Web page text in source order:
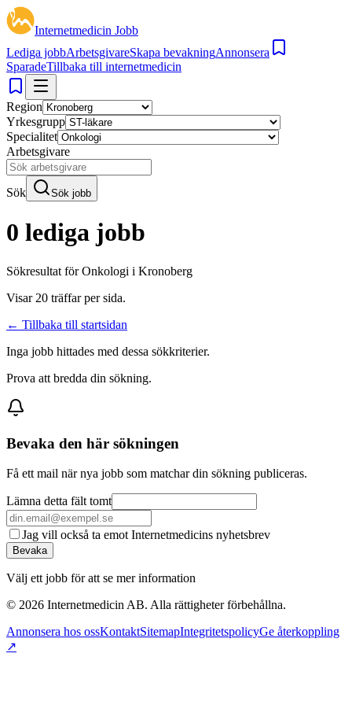
Internetmedicin Jobb
Lediga jobbArbetsgivareSkapa bevakningAnnonsera
SparadeTillbaka till internetmedicin
Region
Yrkesgrupp
Specialitet
Arbetsgivare
Sök Sök jobb
0 lediga jobb
Sökresultat förOnkologi i Kronoberg
Visar 20 träffar per sida.
← Tillbaka till startsidan
Inga jobb hittades med dessa sökkriterier.
Prova att bredda din sökning.
Bevaka den här sökningen
Få ett mail när nya jobb som matchar din sökning publiceras.
Lämna detta fält tomt
Jag vill också ta emot Internetmedicins nyhetsbrev
Bevaka
Välj ett jobb för att se mer information
© 2026 Internetmedicin AB. Alla rättigheter förbehållna.
Annonsera hos ossKontaktSitemapIntegritetspolicyGe återkoppling
↗